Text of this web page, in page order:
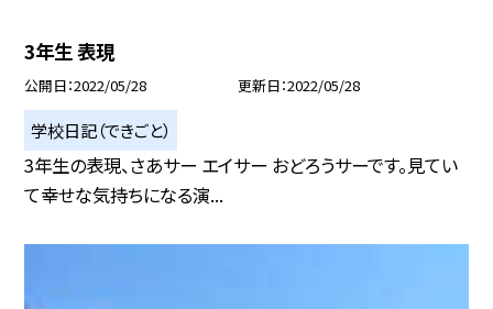
3年生 表現
公開日 2022/05/28 更新日 2022/05/28
学校日記（できごと）
3年生の表現、さあサー エイサー おどろうサーです。見てい
て幸せな気持ちになる演...